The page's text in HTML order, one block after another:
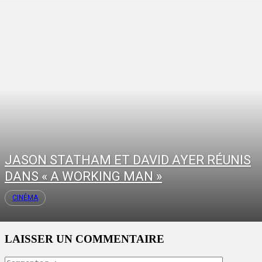
JASON STATHAM ET DAVID AYER RÉUNIS
DANS « A WORKING MAN »
CINÉMA
LAISSER UN COMMENTAIRE